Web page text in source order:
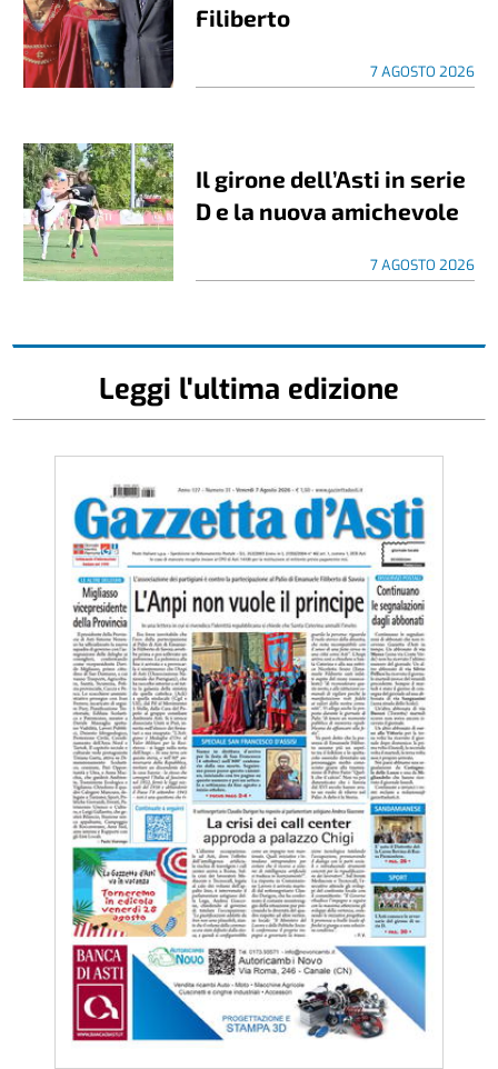
Filiberto
7 AGOSTO 2026
Il girone dell’Asti in serie
D e la nuova amichevole
7 AGOSTO 2026
Leggi l'ultima edizione